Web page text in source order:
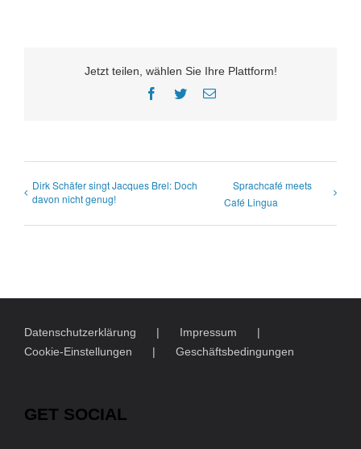
Jetzt teilen, wählen Sie Ihre Plattform!
Facebook
TwitterE-
Dirk Schäfer singt Jacques Brel: Doch
davon nicht genug!
Sprachcafé meets
Café Lingua
Datenschutzerklärung
Impressum
Cookie-Einstellungen
Geschäftsbedingungen
GET SOCIAL